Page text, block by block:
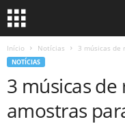
Início Notícias 3 músicas de
NOTÍCIAS
3 músicas
amostras